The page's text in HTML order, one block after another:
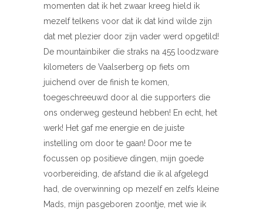
momenten dat ik het zwaar kreeg hield ik
mezelf telkens voor dat ik dat kind wilde zijn
dat met plezier door zijn vader werd opgetild!
De mountainbiker die straks na 455 loodzware
kilometers de Vaalserberg op fiets om
juichend over de finish te komen,
toegeschreeuwd door al die supporters die
ons onderweg gesteund hebben! En echt, het
werk! Het gaf me energie en de juiste
instelling om door te gaan! Door me te
focussen op positieve dingen, mijn goede
voorbereiding, de afstand die ik al afgelegd
had, de overwinning op mezelf en zelfs kleine
Mads, mijn pasgeboren zoontje, met wie ik